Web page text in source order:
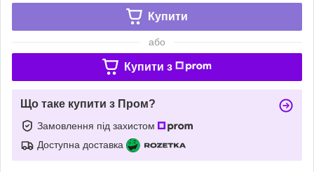
Купити
або
Купити з
Що таке купити з Пром?
Замовлення під захистом
Доступна доставка